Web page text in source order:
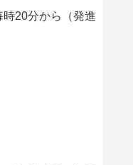
20分から（発進